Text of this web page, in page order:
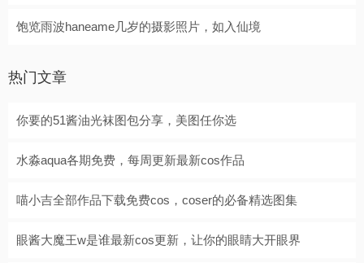
饱览雨波haneame几岁的摄影照片，如入仙境
热门文章
你要的51酱油光袜图包分享，美图任你选
水淼aqua各期免费，每周更新最新cos作品
喵小吉全部作品下载免费cos，coser的必备精选图集
眼酱大魔王w是谁最新cos更新，让你的眼睛大开眼界